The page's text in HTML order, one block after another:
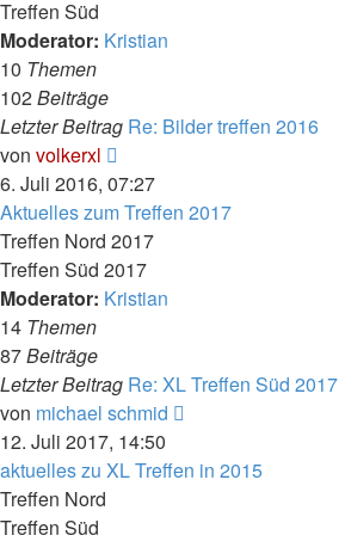
Treffen Süd
Moderator: Kristian
10 Themen
102Beiträge
Letzter Beitrag Re: Bilder treffen 2016
von volkerxl
Beitrag
6. Juli 2016, 07:27
Aktuelles zum Treffen 2017
Treffen Nord 2017
Treffen Süd 2017
Moderator: Kristian
14 Themen
87Beiträge
Letzter Beitrag Re: XL Treffen Süd 2017
von michael schmid
12. Juli 2017, 14:50
aktuelles zu XL Treffen in 2015
Treffen Nord
Treffen Süd